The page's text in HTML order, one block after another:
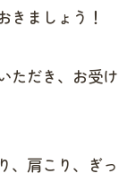
きましょう！
ただき、お受け
、肩こり、ぎっ